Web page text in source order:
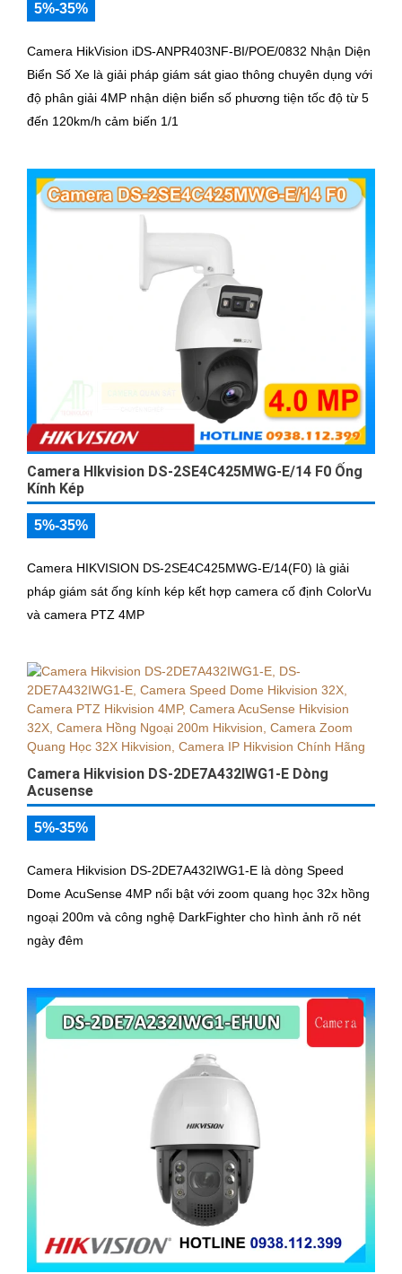
5%-35%
Camera HikVision iDS-ANPR403NF-BI/POE/0832 Nhận Diện
Biển Số Xe là giải pháp giám sát giao thông chuyên dụng với
độ phân giải 4MP nhận diện biển số phương tiện tốc độ từ 5
đến 120km/h cảm biến 1/1
Camera HIkvision DS-2SE4C425MWG-E/14 F0 Ống
Kính Kép
5%-35%
Camera HIKVISION DS-2SE4C425MWG-E/14(F0) là giải
pháp giám sát ống kính kép kết hợp camera cố định ColorVu
và camera PTZ 4MP
Camera Hikvision DS-2DE7A432IWG1-E Dòng
Acusense
5%-35%
Camera Hikvision DS-2DE7A432IWG1-E là dòng Speed
Dome AcuSense 4MP nổi bật với zoom quang học 32x hồng
ngoại 200m và công nghệ DarkFighter cho hình ảnh rõ nét
ngày đêm